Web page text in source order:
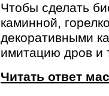
Чтобы сделать
каминной,
декоративными
имитацию дров и
Читать ответ